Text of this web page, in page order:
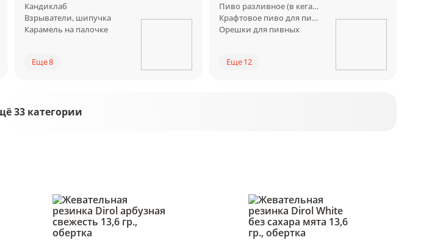
Кандиклаб
Взрыватели, шипучка
Карамель на палочке
Еще 8
Пиво разливное (в кегах) для пивных
Крафтовое пиво для пивных
Орешки для пивных
Еще 12
33 категории